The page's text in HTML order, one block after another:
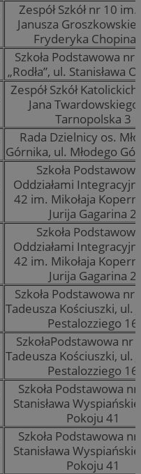
Zespół Szkół nr 10
Janusza
Fryderyka Chopina
Szkoła Podstawowa nr
„Rodła”, ul. Stanisława
Zespół Szkół
Jana
Tarnopolska 3
Rada Dzielnicy os.
Górnika, ul. Młodego
Szkoła
Oddziałami
42 im. Mikołaja
Jurija Gagarina 2
Szkoła
Oddziałami
42 im. Mikołaja
Jurija Gagarina 2
Szkoła Podstawowa nr
Tadeusza Kościuszki, ul.
Pestalozziego 16
SzkołaPodstawowa nr
Tadeusza Kościuszki, ul.
Pestalozziego 16
Szkoła Podstawowa
Stanisława
Pokoju 41
Szkoła Podstawowa
Stanisława
Pokoju 41